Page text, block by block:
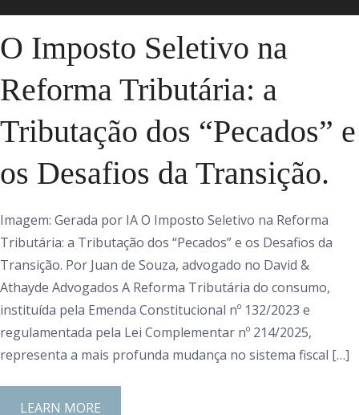
O Imposto Seletivo na
Reforma Tributária: a
Tributação dos “Pecados” e
os Desafios da Transição.
Imagem: Gerada por IA O Imposto Seletivo na Reforma
Tributária: a Tributação dos “Pecados” e os Desafios da
Transição. Por Juan de Souza, advogado no David &
Athayde Advogados A Reforma Tributária do consumo,
instituída pela Emenda Constitucional nº 132/2023 e
regulamentada pela Lei Complementar nº 214/2025,
representa a mais profunda mudança no sistema fiscal […]
LEARN MORE